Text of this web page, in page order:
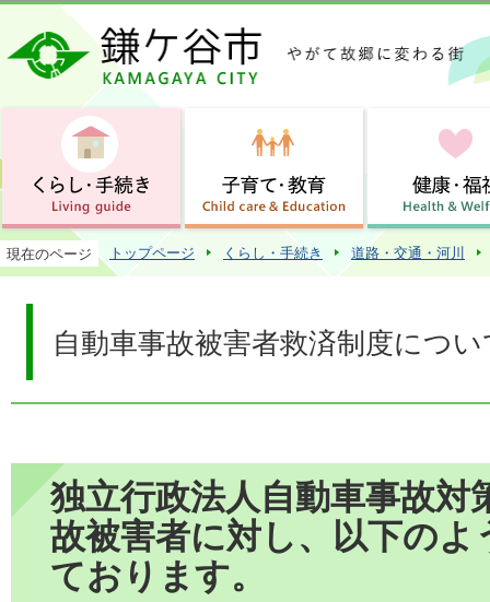
この
現在のページ トップページ くらし・手続き 道路・交通・河川
自動車事故被害者救済制度につい
独立行政法人自動車事故対
故被害者に対し、以下の
ております。